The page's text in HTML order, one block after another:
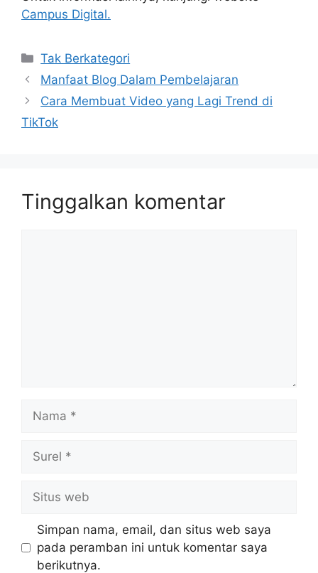
Campus Digital.
Kategori
Tak Berkategori
Manfaat Blog Dalam Pembelajaran
Cara Membuat Video yang Lagi Trend di
TikTok
Tinggalkan komentar
web
Simpan nama, email, dan situs web saya
pada peramban ini untuk komentar saya
berikutnya.